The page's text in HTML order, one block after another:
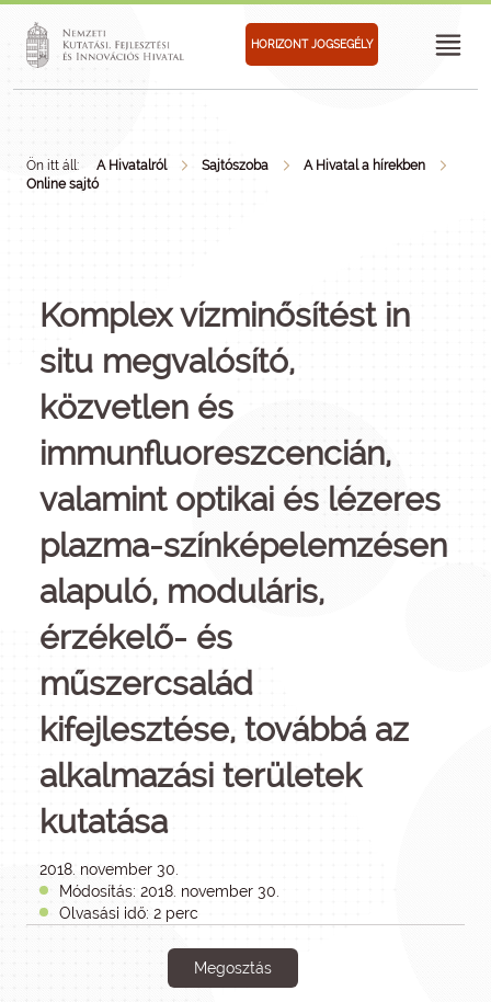
HORIZONT JOGSEGÉLY
Ön itt áll: A Hivatalról Sajtószoba
A Hivatal a hírekben
Online sajtó
Komplex vízminősítést in
situ megvalósító,
közvetlen és
immunfluoreszcencián,
valamint optikai és lézeres
plazma-színképelemzésen
alapuló, moduláris,
érzékelő- és
műszercsalád
kifejlesztése, továbbá az
alkalmazási területek
kutatása
2018. november 30.
Módosítás: 2018. november 30.
Olvasási idő: 2 perc
Megosztás